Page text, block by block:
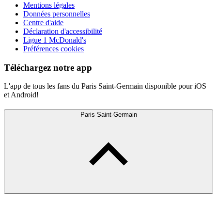
Mentions légales
Données personnelles
Centre d'aide
Déclaration d'accessibilité
Ligue 1 McDonald's
Préférences cookies
Téléchargez notre app
L'app de tous les fans du Paris Saint-Germain disponible pour iOS
et Android!
Paris Saint-Germain